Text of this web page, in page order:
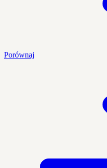
Porównaj